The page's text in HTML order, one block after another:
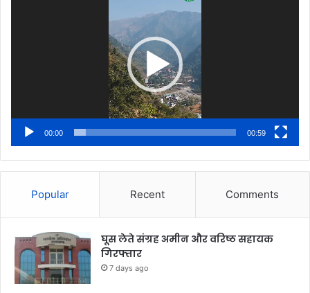
00:00 00:59
Popular Recent Comments
घूस लेते संग्रह अमीन और वरिष्ठ सहायक
गिरफ्तार
7 days ago